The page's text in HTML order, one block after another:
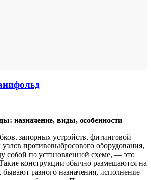
назначение, виды, особенности
запорных устройств, фитинговой
противовыбросового оборудования,
собой по установленной схеме, — это
конструкции обычно размещаются на
разного назначения, исполнение